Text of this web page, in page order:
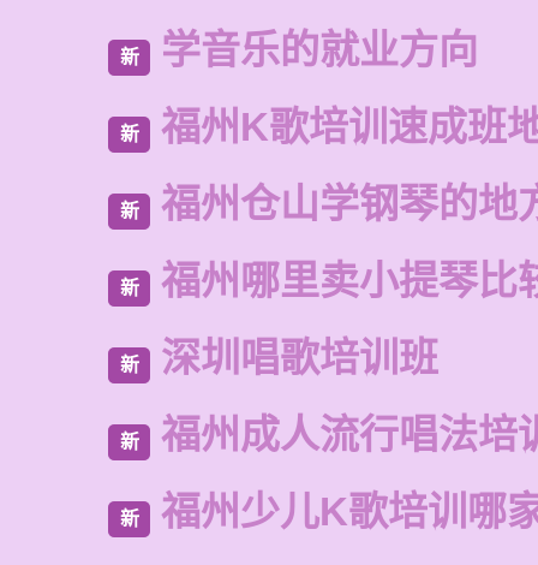
新 学音乐的就业方向
新 福州K歌培训速成班
新 福州仓山学钢琴的地
新 福州哪里卖小提琴比
新 深圳唱歌培训班
新 福州成人流行唱法培
新 福州少儿K歌培训哪